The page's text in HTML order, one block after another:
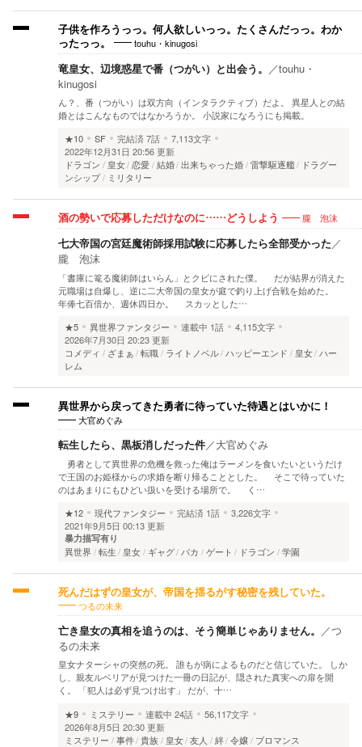
子供を作ろうっっ。何人欲しいっっ。たくさんだっっ。わか
ったっっ。
touhu・kinugosi
竜皇女、辺境惑星で番（つがい）と出会う。 ／touhu・
kinugosi
ん？、番（つがい）は双方向（インタラクティブ）だよ。 異星人との結
婚とはこんなものではなかろうか。 小説家になろうにも掲載。
★10
SF 完結済7話
7,113文字
2022年12月31日 20:56 更新
ドラゴン
皇女 恋愛 結婚 出来ちゃった婚 雷撃駆逐艦
ドラグー
ンシップ
ミリタリー
酒の勢いで応募しただけなのに……どうしよう 朧 泡沫
七大帝国の宮廷魔術師採用試験に応募したら全部受かった／
朧 泡沫
「書庫に篭る魔術師はいらん」とクビにされた僕。 だが結界が消えた
元職場は自爆し、逆に二大帝国の皇女が庭で釣り上げ合戦を始めた。
年俸七百倍か、週休四日か。 スカッとした…
★5
異世界ファンタジー 連載中 1話
4,115文字
2026年7月30日 20:23 更新
コメディ
ざまぁ 転職 ライトノベル ハッピーエンド 皇女 ハー
レム
異世界から戻ってきた勇者に待っていた待遇とはいかに！
大官めぐみ
転生したら、黒板消しだった件／大官めぐみ
勇者として異世界の危機を救った俺はラーメンを食いたいというだけ
で王国のお姫様からの求婚を断り帰ることとした。 そこで待っていた
のはあまりにもひどい扱いを受ける場所で。 く…
★12
現代ファンタジー 完結済 1話
3,226文字
2021年9月5日 00:13 更新
暴力描写有り
異世界 転生 皇女 ギャグ バカ ゲート ドラゴン 学園
死んだはずの皇女が、帝国を揺るがす秘密を残していた。
つるの未来
亡き皇女の真相を追うのは、そう簡単じゃありません。 ／つ
るの未来
皇女ナターシャの突然の死。 誰もが病によるものだと信じていた。 しか
し、親友ルベリアが見つけた一冊の日記が、隠された真実への扉を開
く。 「犯人は必ず見つけ出す」 だが、十…
★9
ミステリー 連載中 24話
56,117文字
2026年8月5日 20:30 更新
ミステリー
事件 貴族 皇女 友人 絆 令嬢 ブロマンス